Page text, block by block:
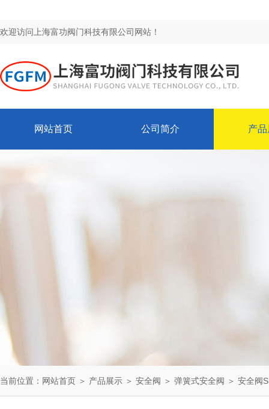
欢迎访问上海富功阀门科技有限公司网站！
网站首页 公司简介 产
当前位置： 网站首页 ＞ 产品展示 ＞ 安全阀 ＞ 弹簧式安全阀 ＞ 安全阀